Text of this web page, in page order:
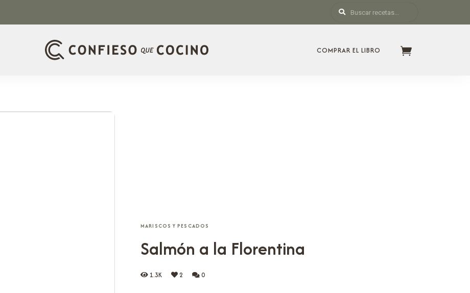
COMPRAR EL LIBRO
MARISCOS Y PESCADOS
Salmón a la Florentina
1.3K 2 0